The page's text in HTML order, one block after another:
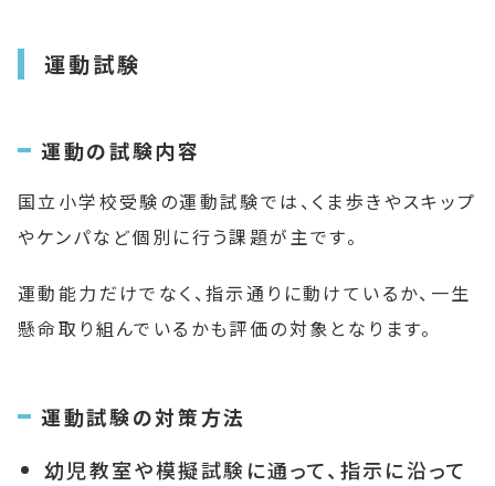
運動試験
運動の試験内容
国立小学校受験の運動試験では、くま歩きやスキップ
やケンパなど個別に行う課題が主です。
運動能力だけでなく、指示通りに動けているか、一生
懸命取り組んでいるかも評価の対象となります。
運動試験の対策方法
幼児教室や模擬試験に通って、指示に沿って